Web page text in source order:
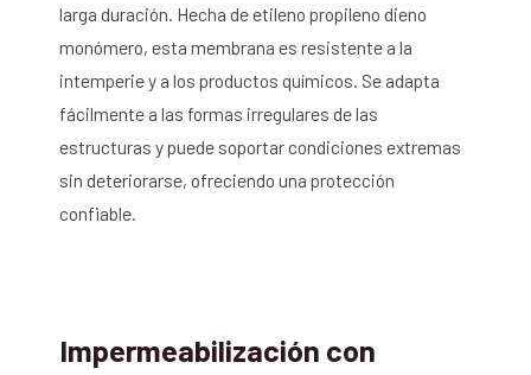
larga duración. Hecha de etileno propileno dieno
monómero, esta membrana es resistente a la
intemperie y a los productos químicos. Se adapta
fácilmente a las formas irregulares de las
estructuras y puede soportar condiciones extremas
sin deteriorarse, ofreciendo una protección
confiable.
Impermeabilización con